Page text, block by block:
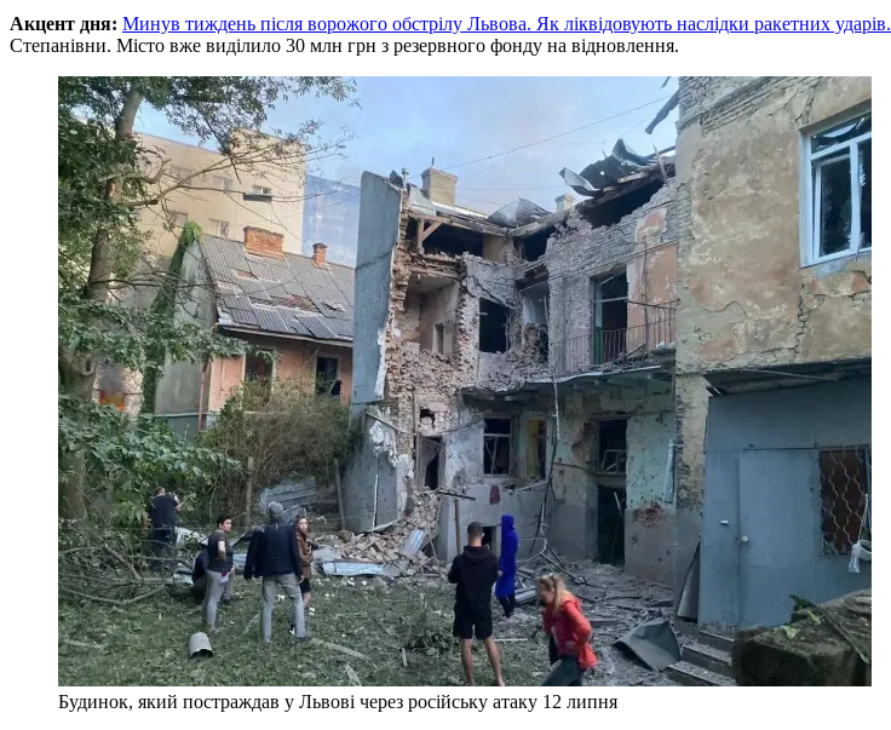
Акцент дня: Минув тиждень після ворожого обстрілу Львова. Як ліквідовують наслідки ракетних ударів.
Степанівни. Місто вже виділило 30 млн грн з резервного фонду на відновлення.
Будинок, який постраждав у Львові через російську атаку 12 липня